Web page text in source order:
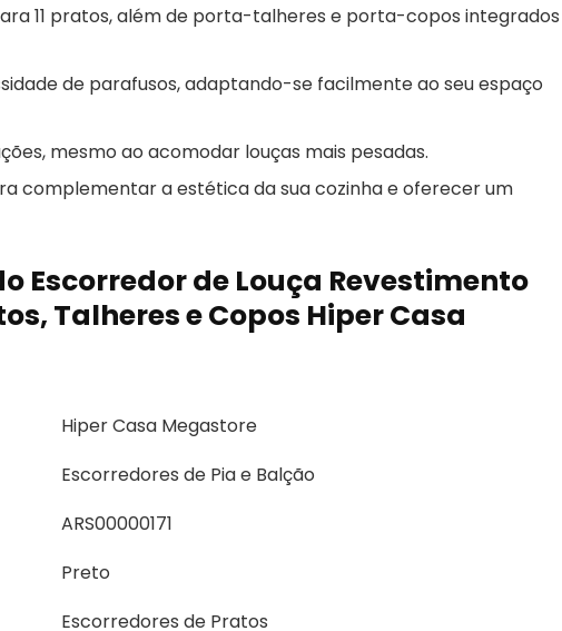
11 pratos, além de porta-talheres e porta-copos integrados
de parafusos, adaptando-se facilmente ao seu espaço
mesmo ao acomodar louças mais pesadas.
complementar a estética da sua cozinha e oferecer um
Escorredor de Louça Revestimento
Talheres e Copos Hiper Casa
Hiper Casa Megastore
Escorredores de Pia e Balção
ARS00000171
Preto
Escorredores de Pratos